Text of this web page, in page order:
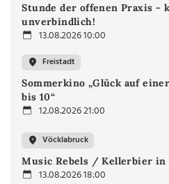
Stunde der offenen Praxis -
unverbindlich!
13.08.2026 10:00
Freistadt
Sommerkino „Glück auf
bis 10“
12.08.2026 21:00
Vöcklabruck
Music Rebels / Kellerbier in
13.08.2026 18:00